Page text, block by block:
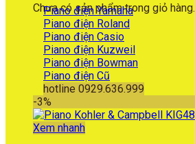
Chưa có sản phẩm trong giỏ hàng.
Piano điện Yamaha
Piano điện Roland
Piano điện Casio
Piano điện Kuzweil
Piano điện Bowman
Piano điện Cũ
hotline 0929.636.999
-3%
Xem nhanh